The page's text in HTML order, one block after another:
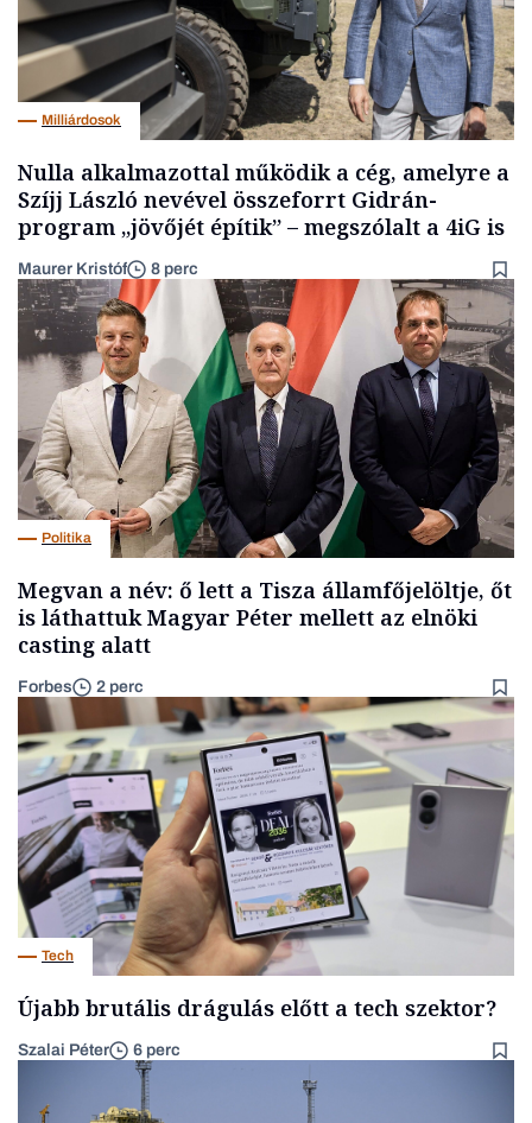
Milliárdosok
Nulla alkalmazottal működik a cég, amelyre a
Szíjj László nevével összeforrt Gidrán-
program „jövőjét építik” – megszólalt a 4iG is
Maurer Kristóf 8 perc
Politika
Megvan a név: ő lett a Tisza államfőjelöltje, őt
is láthattuk Magyar Péter mellett az elnöki
casting alatt
Forbes 2 perc
Tech
Újabb brutális drágulás előtt a tech szektor?
Szalai Péter 6 perc